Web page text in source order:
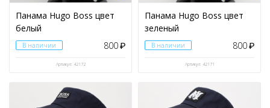
Панама Hugo Boss цвет
белый
В наличии 800₽
Артикул: 42172
Панама Hugo Boss цвет
зеленый
В наличии 800₽
Артикул: 42171